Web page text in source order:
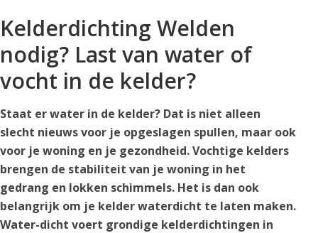
Kelderdichting Welden
nodig? Last van water of
vocht in de kelder?
Staat er water in de kelder? Dat is niet alleen
slecht nieuws voor je opgeslagen spullen, maar ook
voor je woning en je gezondheid. Vochtige kelders
brengen de stabiliteit van je woning in het
gedrang en lokken schimmels. Het is dan ook
belangrijk om je kelder waterdicht te laten maken.
Water-dicht voert grondige kelderdichtingen in